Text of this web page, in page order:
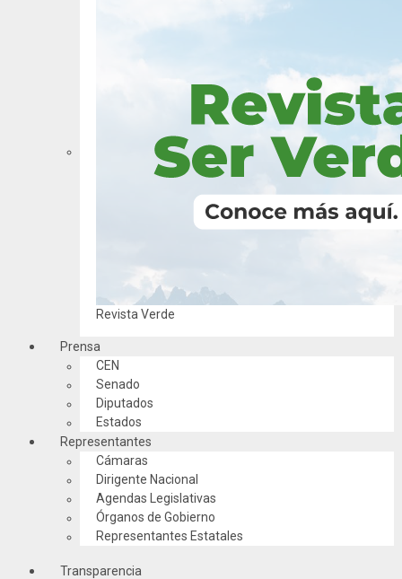
Revista Verde
Prensa
CEN
Senado
Diputados
Estados
Representantes
Cámaras
Dirigente Nacional
Agendas Legislativas
Órganos de Gobierno
Representantes Estatales
Transparencia